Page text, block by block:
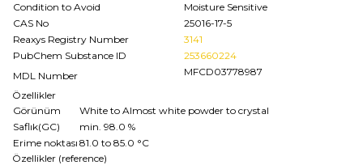
Condition to Avoid
Moisture Sensitive
CAS No
25016-17-5
Reaxys Registry Number
3141
PubChem Substance ID
253660224
MDL Number
MFCD03778987
Özellikler
Görünüm
White to Almost white powder to crystal
Saflık(GC)
min. 98.0 %
Erime noktası 81.0 to 85.0 °C
Özellikler (reference)